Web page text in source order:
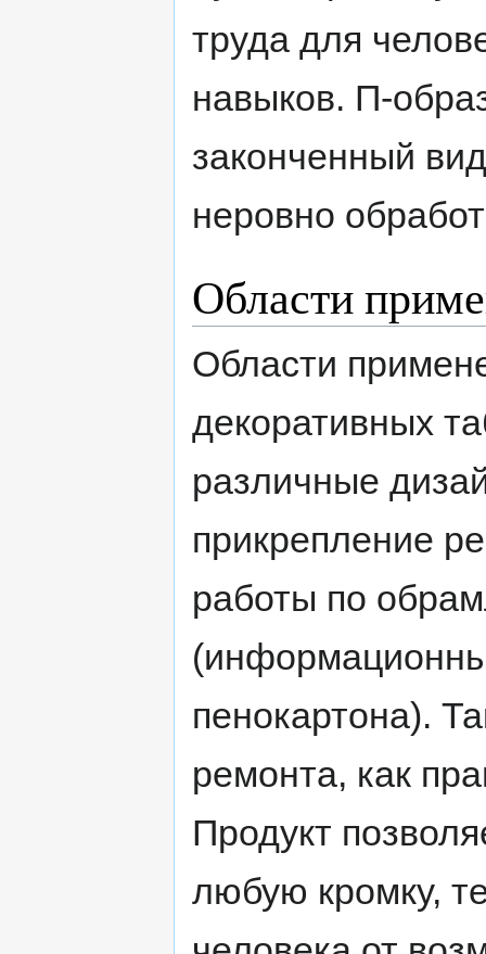
труда для
навыков. П-
законченный
неровно
Области
Области
декоративных
различные
прикрепление
работы по
пенокартона).
ремонта, как
Продукт
любую кромку,